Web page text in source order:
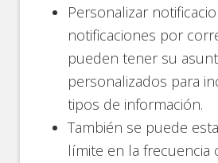
Personalizar
notificaciones por
pueden tener su
personalizados para
tipos de información.
También se puede
límite en la frecuencia